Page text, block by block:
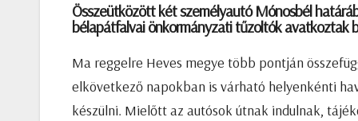
Összeütközött két személyautó Mónosbél
bélapátfalvai önkormányzati tűzoltók
Ma reggelre Heves megye több pontján
elkövetkező napokban is várható helyenkénti
készülni. Mielőtt az autósok útnak indulnak,